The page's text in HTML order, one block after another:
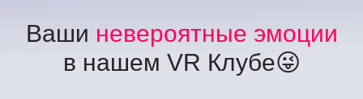
Ваши невероятные эмоции
в нашем VR Клубе😜